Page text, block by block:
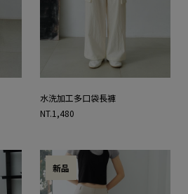
水洗加工多口袋長褲
NT.1,480
新品